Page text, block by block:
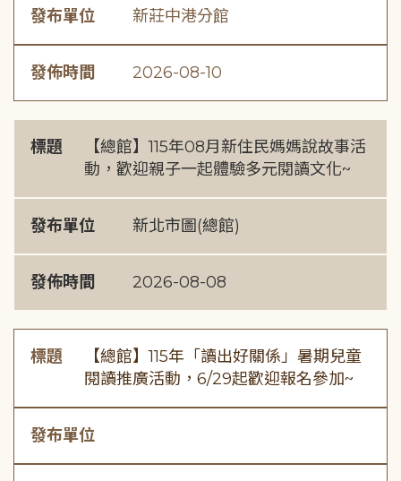
發布單位 新莊中港分館
發佈時間 2026-08-10
標題
【總館】115年08月新住民媽媽說故事活
動，歡迎親子一起體驗多元閱讀文化~
發布單位 新北市圖(總館)
發佈時間 2026-08-08
標題
【總館】115年「讀出好關係」暑期兒童
閱讀推廣活動，6/29起歡迎報名參加~
發布單位